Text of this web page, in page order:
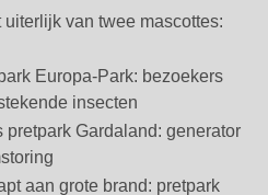
van twee mascottes:
Europa-Park: bezoekers
insecten
Gardaland: generator
aan grote brand: pretpark